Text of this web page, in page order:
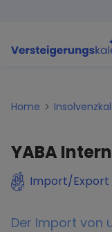
Home
YABA
Import/Export
Der Import von